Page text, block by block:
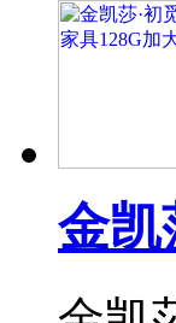
金凯